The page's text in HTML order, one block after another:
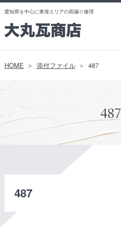
愛知県を中心に東海エリアの雨漏り修理
HOME 添付ファイル 487
487
487